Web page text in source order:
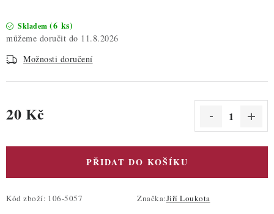
Nepřevzetí zásilky na dobírku
Hodnocení obchodu
Podmínky ochrany osobních údajů
Skladem (6 ks)
11.8.2026
Možnosti doručení
20 Kč
PŘIDAT DO KOŠÍKU
Kód zboží: 106-5057 Značka:Jiří Loukota